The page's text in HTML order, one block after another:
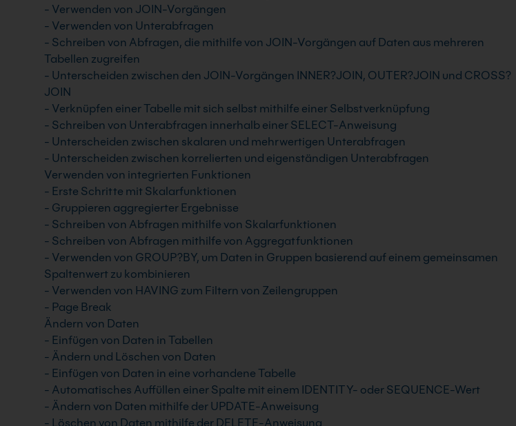
- Verwenden von JOIN-Vorgängen
- Verwenden von Unterabfragen
- Schreiben von Abfragen, die mithilfe von JOIN-Vorgängen auf Daten aus mehreren
Tabellen zugreifen
- Unterscheiden zwischen den JOIN-Vorgängen INNER?JOIN, OUTER?JOIN und CROSS?
JOIN
- Verknüpfen einer Tabelle mit sich selbst mithilfe einer Selbstverknüpfung
- Schreiben von Unterabfragen innerhalb einer SELECT-Anweisung
- Unterscheiden zwischen skalaren und mehrwertigen Unterabfragen
- Unterscheiden zwischen korrelierten und eigenständigen Unterabfragen
Verwenden von integrierten Funktionen
- Erste Schritte mit Skalarfunktionen
- Gruppieren aggregierter Ergebnisse
- Schreiben von Abfragen mithilfe von Skalarfunktionen
- Schreiben von Abfragen mithilfe von Aggregatfunktionen
- Verwenden von GROUP?BY, um Daten in Gruppen basierend auf einem gemeinsamen
Spaltenwert zu kombinieren
- Verwenden von HAVING zum Filtern von Zeilengruppen
- Page Break
Ändern von Daten
- Einfügen von Daten in Tabellen
- Ändern und Löschen von Daten
- Einfügen von Daten in eine vorhandene Tabelle
- Automatisches Auffüllen einer Spalte mit einem IDENTITY- oder SEQUENCE-Wert
- Ändern von Daten mithilfe der UPDATE-Anweisung
- Löschen von Daten mithilfe der DELETE-Anweisung